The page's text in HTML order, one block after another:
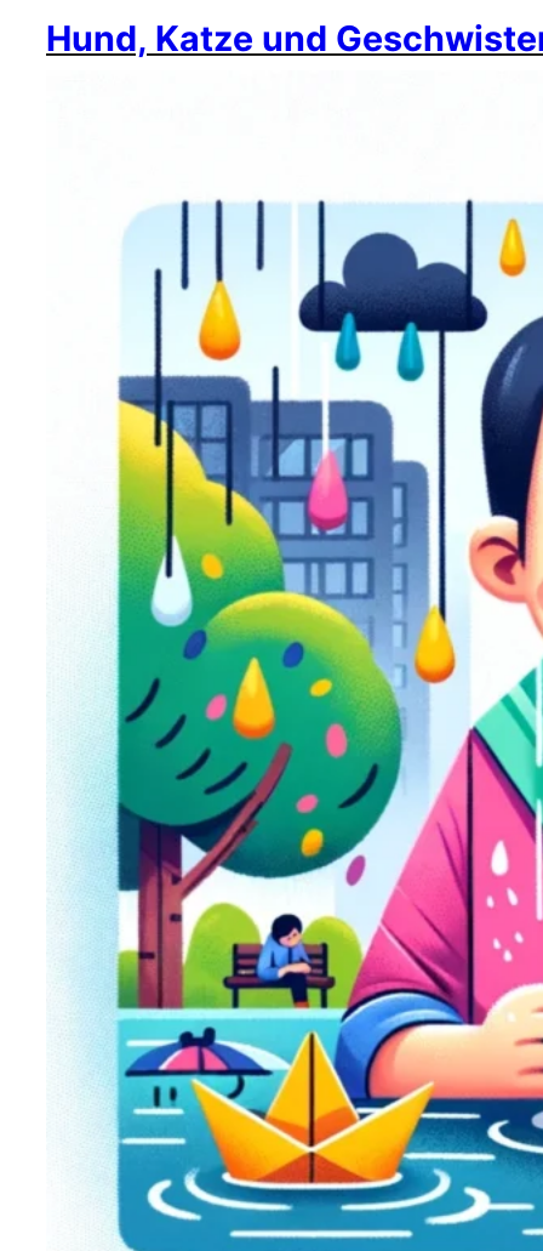
Hund, Katze und